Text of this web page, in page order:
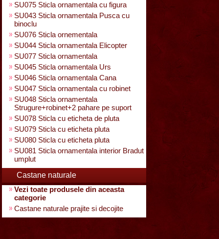
SU075 Sticla ornamentala cu figura
SU043 Sticla ornamentala Pusca cu
binoclu
SU076 Sticla ornementala
SU044 Sticla ornamentala Elicopter
SU077 Sticla ornamentala
SU045 Sticla ornamentala Urs
SU046 Sticla ornamentala Cana
SU047 Sticla ornamentala cu robinet
SU048 Sticla ornamentala
Strugure+robinet+2 pahare pe suport
SU078 Sticla cu eticheta de pluta
SU079 Sticla cu eticheta pluta
SU080 Sticla cu eticheta pluta
SU081 Sticla ornamentala interior Bradut
umplut
Castane naturale
Vezi toate produsele din aceasta
categorie
Castane naturale prajite si decojite